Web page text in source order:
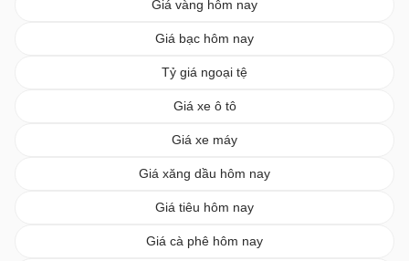
Giá vàng hôm nay
Giá bạc hôm nay
Tỷ giá ngoại tệ
Giá xe ô tô
Giá xe máy
Giá xăng dầu hôm nay
Giá tiêu hôm nay
Giá cà phê hôm nay